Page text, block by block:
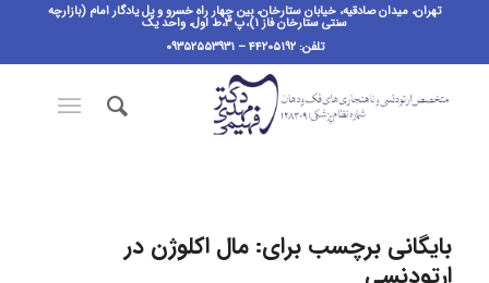
تهران، میدان صادقیه، خیابان ستارخان، بین چهار راه خسرو و پل یادگار امام (بازارچه
سنتی ستارخان فاز ۱)،پ ٣،ط اول، واحد یک
تلفن: ۴۴۲۰۵۱۹۲ – ۰۹۳۵۲۵۵۳۹۳۱
بایگانی برچسب برای: مال اکلوژن در